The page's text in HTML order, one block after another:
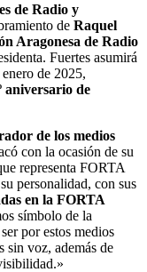
de Radio y
de Raquel
Aragonesa de Radio
Fuertes asumirá
de 2025,
aniversario de
de los medios
con la ocasión de su
representa FORTA
personalidad, con sus
en la FORTA
símbolo de la
por estos medios
sin voz, además de